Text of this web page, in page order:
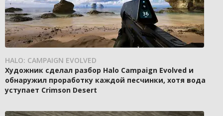
HALO: CAMPAIGN EVOLVED
Художник сделал разбор Halo Campaign Evolved и
обнаружил проработку каждой песчинки, хотя вода
уступает Crimson Desert